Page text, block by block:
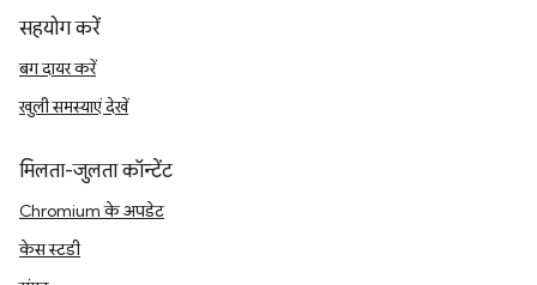
सहयोग करें
बग दायर करें
खुली समस्याएं देखें
मिलता-जुलता कॉन्टेंट
Chromium के अपडेट
केस स्टडी